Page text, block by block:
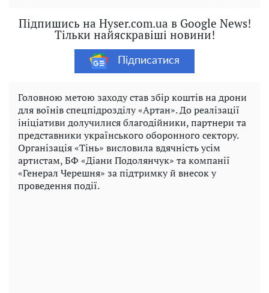
Підпишись на Hyser.com.ua в Google News!
Тільки найяскравіші новини!
Підписатися
Головною метою заходу став збір коштів на дрони
для воїнів спецпідрозділу «Артан». До реалізації
ініціативи долучилися благодійники, партнери та
представники українського оборонного сектору.
Організація «Тінь» висловила вдячність усім
артистам, БФ «Діани Подолянчук» та компанії
«Генерал Черешня» за підтримку й внесок у
проведення події.